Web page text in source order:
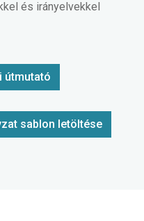
és irányelvekkel
útmutató
sablon letöltése